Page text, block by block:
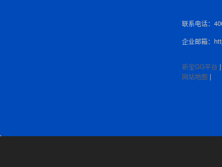
联系电话：
企业邮箱：
新宝GG平台
网站地图 |